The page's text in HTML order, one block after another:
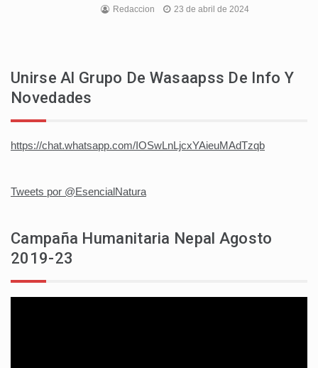
Redaccion 23 de abril de 2024
Unirse Al Grupo De Wasaapss De Info Y
Novedades
https://chat.whatsapp.com/IOSwLnLjcxYAieuMAdTzqb
Tweets por @EsencialNatura
Campaña Humanitaria Nepal Agosto
2019-23